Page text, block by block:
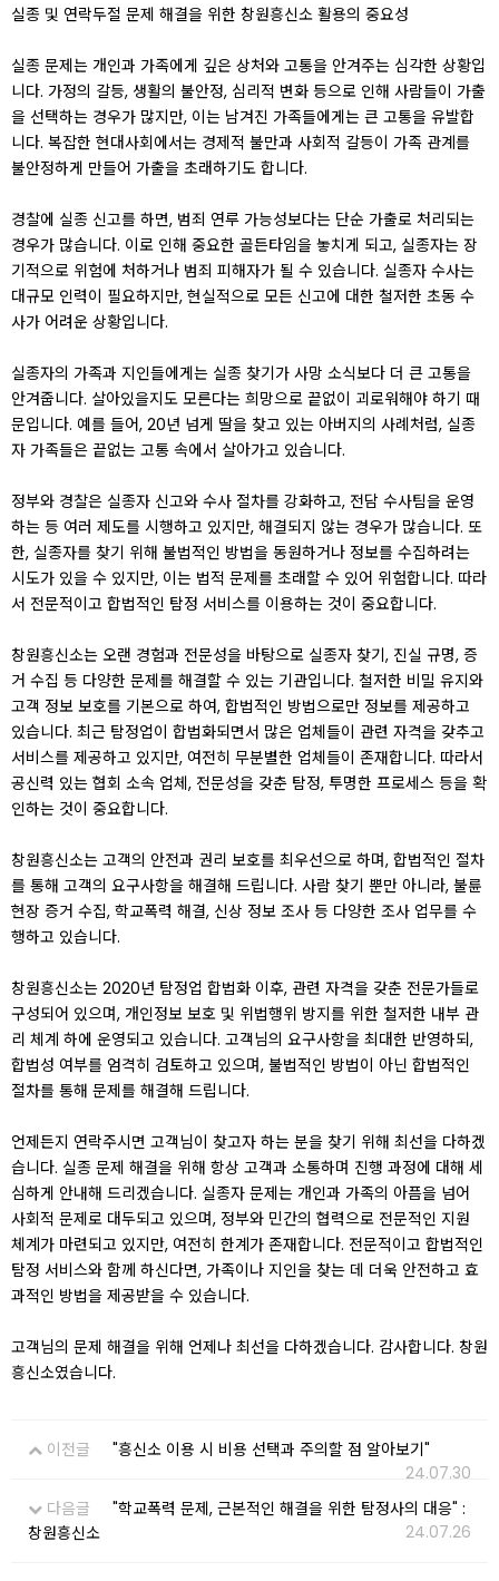
실종 및 연락두절 문제 해결을 위한 창원흥신소 활용의 중요성
실종 문제는 개인과 가족에게 깊은 상처와 고통을 안겨주는 심각한 상황입
니다. 가정의 갈등, 생활의 불안정, 심리적 변화 등으로 인해 사람들이 가출
을 선택하는 경우가 많지만, 이는 남겨진 가족들에게는 큰 고통을 유발합
니다. 복잡한 현대사회에서는 경제적 불만과 사회적 갈등이 가족 관계를
불안정하게 만들어 가출을 초래하기도 합니다.
경찰에 실종 신고를 하면, 범죄 연루 가능성보다는 단순 가출로 처리되는
경우가 많습니다. 이로 인해 중요한 골든타임을 놓치게 되고, 실종자는 장
기적으로 위험에 처하거나 범죄 피해자가 될 수 있습니다. 실종자 수사는
대규모 인력이 필요하지만, 현실적으로 모든 신고에 대한 철저한 초동 수
사가 어려운 상황입니다.
실종자의 가족과 지인들에게는 실종 찾기가 사망 소식보다 더 큰 고통을
안겨줍니다. 살아있을지도 모른다는 희망으로 끝없이 괴로워해야 하기 때
문입니다. 예를 들어, 20년 넘게 딸을 찾고 있는 아버지의 사례처럼, 실종
자 가족들은 끝없는 고통 속에서 살아가고 있습니다.
정부와 경찰은 실종자 신고와 수사 절차를 강화하고, 전담 수사팀을 운영
하는 등 여러 제도를 시행하고 있지만, 해결되지 않는 경우가 많습니다. 또
한, 실종자를 찾기 위해 불법적인 방법을 동원하거나 정보를 수집하려는
시도가 있을 수 있지만, 이는 법적 문제를 초래할 수 있어 위험합니다. 따라
서 전문적이고 합법적인 탐정 서비스를 이용하는 것이 중요합니다.
창원흥신소는 오랜 경험과 전문성을 바탕으로 실종자 찾기, 진실 규명, 증
거 수집 등 다양한 문제를 해결할 수 있는 기관입니다. 철저한 비밀 유지와
고객 정보 보호를 기본으로 하여, 합법적인 방법으로만 정보를 제공하고
있습니다. 최근 탐정업이 합법화되면서 많은 업체들이 관련 자격을 갖추고
서비스를 제공하고 있지만, 여전히 무분별한 업체들이 존재합니다. 따라서
공신력 있는 협회 소속 업체, 전문성을 갖춘 탐정, 투명한 프로세스 등을 확
인하는 것이 중요합니다.
창원흥신소는 고객의 안전과 권리 보호를 최우선으로 하며, 합법적인 절차
를 통해 고객의 요구사항을 해결해 드립니다. 사람 찾기 뿐만 아니라, 불륜
현장 증거 수집, 학교폭력 해결, 신상 정보 조사 등 다양한 조사 업무를 수
행하고 있습니다.
창원흥신소는 2020년 탐정업 합법화 이후, 관련 자격을 갖춘 전문가들로
구성되어 있으며, 개인정보 보호 및 위법행위 방지를 위한 철저한 내부 관
리 체계 하에 운영되고 있습니다. 고객님의 요구사항을 최대한 반영하되,
합법성 여부를 엄격히 검토하고 있으며, 불법적인 방법이 아닌 합법적인
절차를 통해 문제를 해결해 드립니다.
언제든지 연락주시면 고객님이 찾고자 하는 분을 찾기 위해 최선을 다하겠
습니다. 실종 문제 해결을 위해 항상 고객과 소통하며 진행 과정에 대해 세
심하게 안내해 드리겠습니다. 실종자 문제는 개인과 가족의 아픔을 넘어
사회적 문제로 대두되고 있으며, 정부와 민간의 협력으로 전문적인 지원
체계가 마련되고 있지만, 여전히 한계가 존재합니다. 전문적이고 합법적인
탐정 서비스와 함께 하신다면, 가족이나 지인을 찾는 데 더욱 안전하고 효
과적인 방법을 제공받을 수 있습니다.
고객님의 문제 해결을 위해 언제나 최선을 다하겠습니다. 감사합니다. 창원
흥신소였습니다.
이전글
"흥신소 이용 시 비용 선택과 주의할 점 알아보기"
24.07.30
다음글
"학교폭력 문제, 근본적인 해결을 위한 탐정사의 대응" :
창원흥신소
24.07.26